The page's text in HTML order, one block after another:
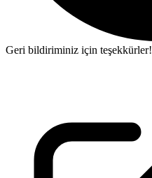
Geri bildiriminiz için teşekkürler!